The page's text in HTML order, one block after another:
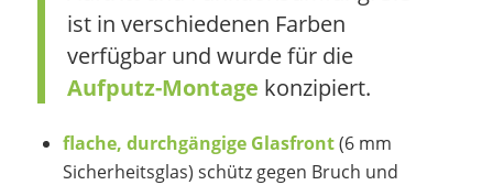
ist in verschiedenen Farben
verfügbar und wurde für die
Aufputz-Montage konzipiert.
flache, durchgängige Glasfront(6 mm
Sicherheitsglas) schütz gegen Bruch und